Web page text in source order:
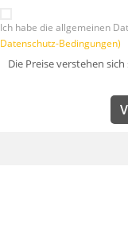
Ich habe die allgemeinen
Datenschutz-Bedingungen)
Die Preise verstehen